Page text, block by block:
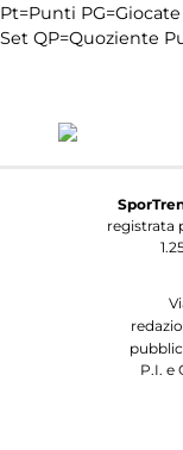
Pt=Punti PG=Giocate
Set QP=Quoziente
registrata
P.I. e